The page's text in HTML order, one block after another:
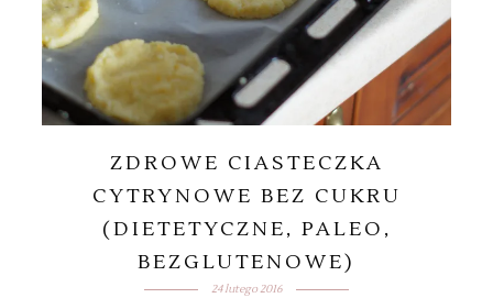
ZDROWE CIASTECZKA
CYTRYNOWE BEZ CUKRU
(DIETETYCZNE, PALEO,
BEZGLUTENOWE)
24 lutego 2016